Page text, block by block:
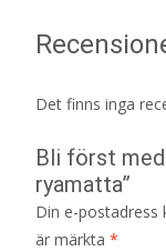
Det finns inga
Bli först
ryamatta”
Din e-postadress
är märkta *